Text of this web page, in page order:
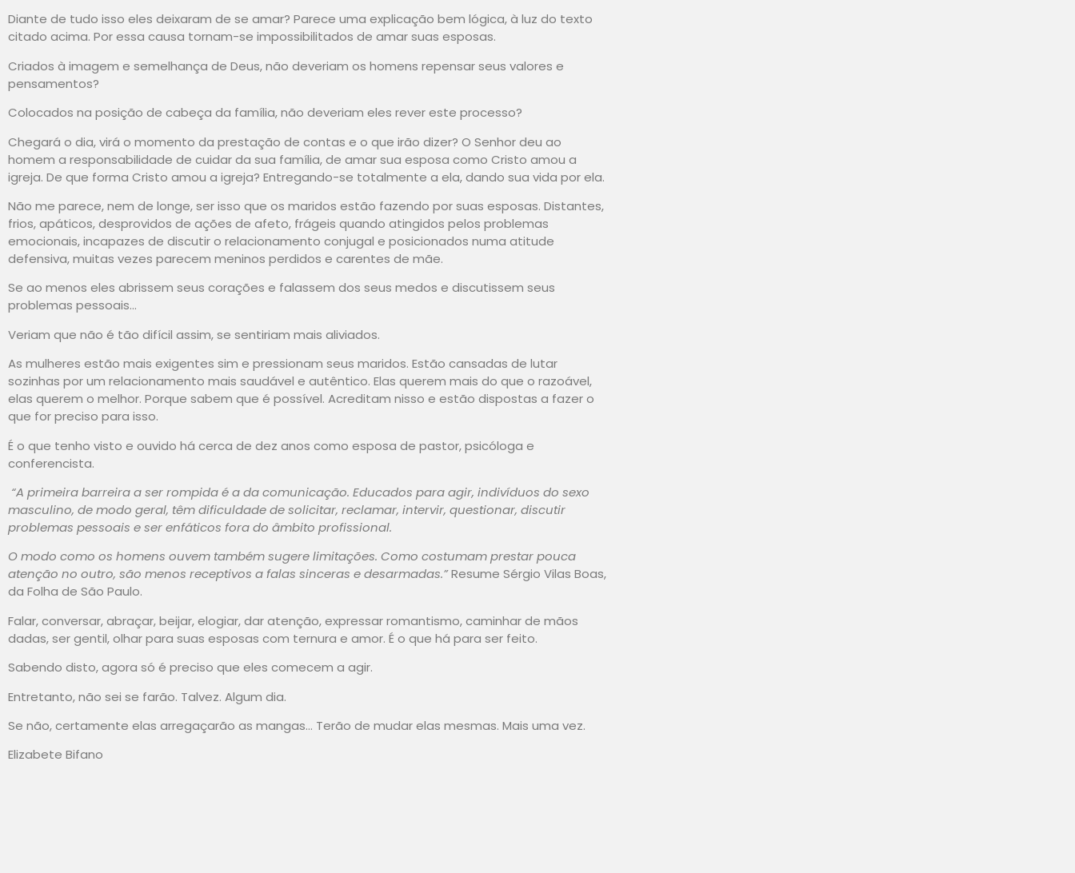
Diante de tudo isso eles deixaram de se amar? Parece uma explicação bem lógica, à luz do texto
citado acima. Por essa causa tornam-se impossibilitados de amar suas esposas.
Criados à imagem e semelhança de Deus, não deveriam os homens repensar seus valores e
pensamentos?
Colocados na posição de cabeça da família, não deveriam eles rever este processo?
Chegará o dia, virá o momento da prestação de contas e o que irão dizer? O Senhor deu ao
homem a responsabilidade de cuidar da sua família, de amar sua esposa como Cristo amou a
igreja. De que forma Cristo amou a igreja? Entregando-se totalmente a ela, dando sua vida por ela.
Não me parece, nem de longe, ser isso que os maridos estão fazendo por suas esposas. Distantes,
frios, apáticos, desprovidos de ações de afeto, frágeis quando atingidos pelos problemas
emocionais, incapazes de discutir o relacionamento conjugal e posicionados numa atitude
defensiva, muitas vezes parecem meninos perdidos e carentes de mãe.
Se ao menos eles abrissem seus corações e falassem dos seus medos e discutissem seus
problemas pessoais…
Veriam que não é tão difícil assim, se sentiriam mais aliviados.
As mulheres estão mais exigentes sim e pressionam seus maridos. Estão cansadas de lutar
sozinhas por um relacionamento mais saudável e autêntico. Elas querem mais do que o razoável,
elas querem o melhor. Porque sabem que é possível. Acreditam nisso e estão dispostas a fazer o
que for preciso para isso.
É o que tenho visto e ouvido há cerca de dez anos como esposa de pastor, psicóloga e
conferencista.
“A primeira barreira a ser rompida é a da comunicação. Educados para agir, indivíduos do sexo
masculino, de modo geral, têm dificuldade de solicitar, reclamar, intervir, questionar, discutir
problemas pessoais e ser enfáticos fora do âmbito profissional.
O modo como os homens ouvem também sugere limitações. Como costumam prestar pouca
atenção no outro, são menos receptivos a falas sinceras e desarmadas.”Resume Sérgio Vilas Boas,
da Folha de São Paulo.
Falar, conversar, abraçar, beijar, elogiar, dar atenção, expressar romantismo, caminhar de mãos
dadas, ser gentil, olhar para suas esposas com ternura e amor. É o que há para ser feito.
Sabendo disto, agora só é preciso que eles comecem a agir.
Entretanto, não sei se farão. Talvez. Algum dia.
Se não, certamente elas arregaçarão as mangas… Terão de mudar elas mesmas. Mais uma vez.
Elizabete Bifano